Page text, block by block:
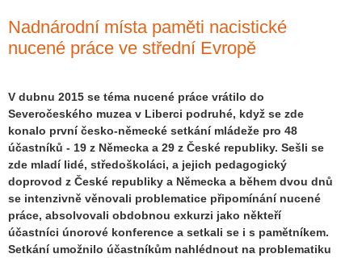
Nadnárodní místa paměti nacistické
nucené práce ve střední Evropě
V dubnu 2015 se téma nucené práce vrátilo do
Severočeského muzea v Liberci podruhé, když se zde
konalo první česko-německé setkání mládeže pro 48
účastníků - 19 z Německa a 29 z České republiky. Sešli se
zde mladí lidé, středoškoláci, a jejich pedagogický
doprovod z České republiky a Německa a během dvou dnů
se intenzivně věnovali problematice připomínání nucené
práce, absolvovali obdobnou exkurzi jako někteří
účastníci únorové konference a setkali se i s pamětníkem.
Setkání umožnilo účastníkům nahlédnout na problematiku